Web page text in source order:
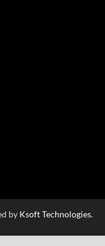
by Ksoft Technologies.